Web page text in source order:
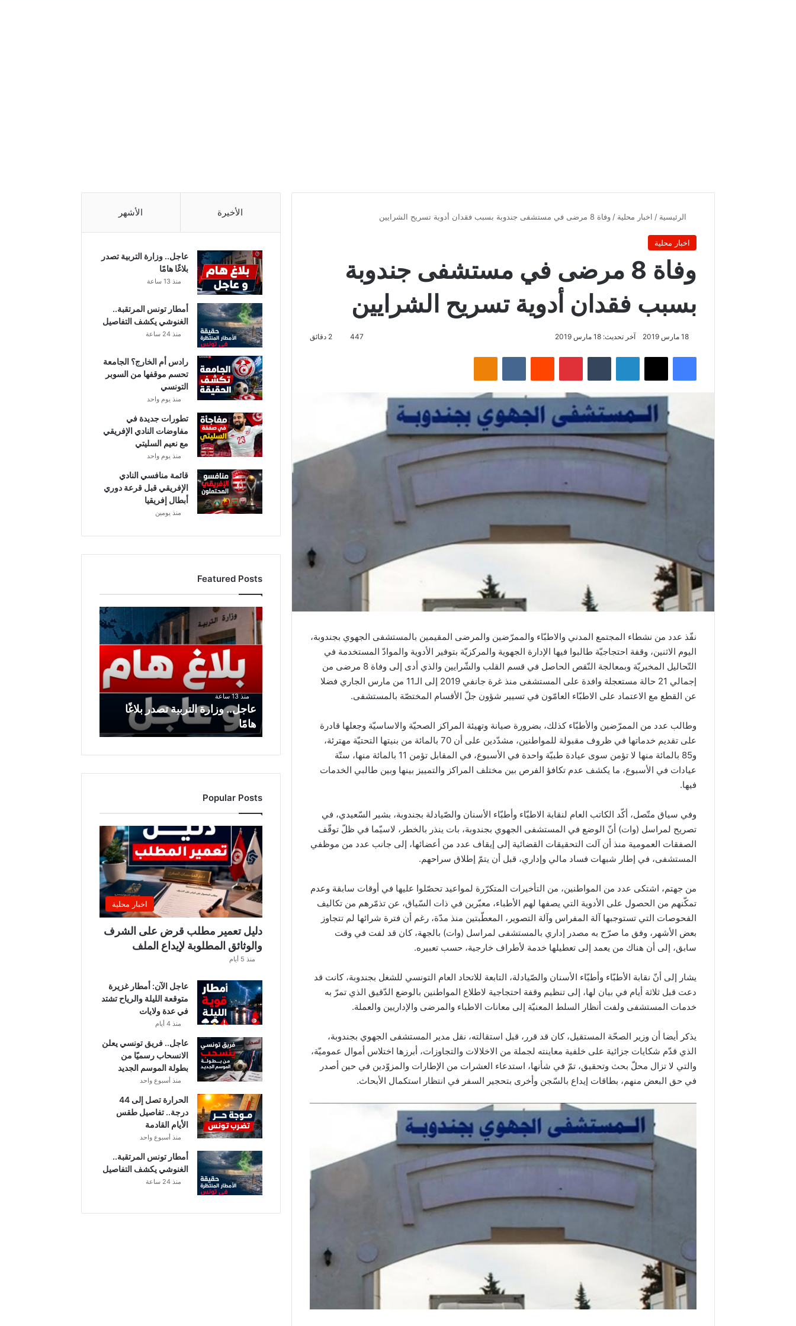
الرئيسية / اخبار محلية / وفاة 8 مرضى في مستشفى جندوبة بسبب فقدان أدوية تسريح الشرايين
اخبار محلية
وفاة 8 مرضى في مستشفى جندوبة
بسبب فقدان أدوية تسريح الشرايين
18 مارس 2019 آخر تحديث: 18 مارس 2019 447 2 دقائق
فيسبوك لينكدإن بينتيريست
نفّذ عدد من نشطاء المجتمع المدني والاطبّاء والممرّضين والمرضى المقيمين بالمستشفى الجهوي بجندوبة،
اليوم الاثنين، وقفة احتجاجيّة طالبوا فيها الإدارة الجهوية والمركزيّة بتوفير الأدوية والموادّ المستخدمة في
التّحاليل المخبريّة وبمعالجة النّقص الحاصل في قسم القلب والشّرايين والذي أدى إلى وفاة 8 مرضى من
إجمالي 21 حالة مستعجلة وافدة على المستشفى منذ غرة جانفي 2019 إلى الـ11 من مارس الجاري فضلا
عن القطع مع الاعتماد على الاطبّاء العامّون في تسيير شؤون جلّ الأقسام المختصّة بالمستشفى.
وطالب عدد من الممرّضين والأطبّاء كذلك، بضرورة صيانة وتهيئة المراكز الصحيّة والاساسيّة وجعلها قادرة
على تقديم خدماتها في ظروف مقبولة للمواطنين، مشدّدين على أن 70 بالمائة من بنيتها التحتيّة مهترئة،
و85 بالمائة منها لا تؤمن سوى عيادة طبيّة واحدة في الأسبوع، في المقابل تؤمن 11 بالمائة منها، ستّة
عيادات في الأسبوع، ما يكشف عدم تكافؤ الفرص بين مختلف المراكز والتمييز بينها وبين طالبي الخدمات
فيها.
وفي سياق متّصل، أكّد الكاتب العام لنقابة الاطبّاء وأطبّاء الأسنان والصّيادلة بجندوبة، بشير السّعيدي، في
تصريح لمراسل (وات) أنّ الوضع في المستشفى الجهوي بجندوبة، بات ينذر بالخطر، لاسيّما في ظلّ توقّف
الصفقات العمومية منذ أن آلت التحقيقات القضائية إلى إيقاف عدد من أعضائها، إلى جانب عدد من موظفي
المستشفى، في إطار شبهات فساد مالي وإداري، قبل أن يتمّ إطلاق سراحهم.
من جهتم، اشتكى عدد من المواطنين، من التأخيرات المتكرّرة لمواعيد تحصّلوا عليها في أوقات سابقة وعدم
تمكّنهم من الحصول على الأدوية التي يصفها لهم الأطباء، معبّرين في ذات السّياق، عن تذمّرهم من تكاليف
الفحوصات التي تستوجبها آلة المفراس وآلة التصوير، المعطّبتين منذ مدّة، رغم أن فترة شرائها لم تتجاوز
بعض الأشهر، وفق ما صرّح به مصدر إداري بالمستشفى لمراسل (وات) بالجهة، كان قد لفت في وقت
سابق، إلى أن هناك من يعمد إلى تعطيلها خدمة لأطراف خارجية، حسب تعبيره.
يشار إلى أنّ نقابة الأطبّاء وأطبّاء الأسنان والصّيادلة، التابعة للاتحاد العام التونسي للشغل بجندوبة، كانت قد
دعت قبل ثلاثة أيام في بيان لها، إلى تنظيم وقفة احتجاجية لاطلاع المواطنين بالوضع الدّقيق الذي تمرّ به
خدمات المستشفى ولفت أنظار السلط المعنيّة إلى معانات الاطباء والمرضى والإداريين والعملة.
يذكر أيضا أن وزير الصحّة المستقيل، كان قد قرر، قبل استقالته، نقل مدير المستشفى الجهوي بجندوبة،
الذي قدّم شكايات جزائية على خلفية معاينته لجملة من الاخلالات والتجاوزات، أبرزها اختلاس أموال عموميّة،
والتي لا تزال محلّ بحث وتحقيق، تمّ في شأنها، استدعاء العشرات من الإطارات والمزوّدين في حين أصدر
في حق البعض منهم، بطاقات إيداع بالسّجن وأخرى بتحجير السفر في انتظار استكمال الأبحاث.
الأخيرة الأشهر
عاجل.. وزارة التربية تصدر
بلاغًا هامًا
منذ 13 ساعة
أمطار تونس المرتقبة..
الغنوشي يكشف التفاصيل
منذ 24 ساعة
رادس أم الخارج؟ الجامعة
تحسم موقفها من السوبر
التونسي
منذ يوم واحد
تطورات جديدة في
مفاوضات النادي الإفريقي
مع نعيم السليتي
منذ يوم واحد
قائمة منافسي النادي
الإفريقي قبل قرعة دوري
أبطال إفريقيا
منذ يومين
Featured Posts
ع
ا
ج
ر
ة
ت
ب
ي
ة
ص
د
ر
ب
ل
ا
ا
ه
ا
منذ 13 ساعة
عاجل.. وزارة التربية تصدر بلاغًا
هامًا
Popular Posts
اخبار محلية
دليل تعمير مطلب قرض على الشرف
والوثائق المطلوبة لإيداع الملف
منذ 5 أيام
عاجل الآن: أمطار غزيرة
متوقعة الليلة والرياح تشتد
في عدة ولايات
منذ 4 أيام
عاجل.. فريق تونسي يعلن
الانسحاب رسميًا من
بطولة الموسم الجديد
منذ أسبوع واحد
الحرارة تصل إلى 44
درجة.. تفاصيل طقس
الأيام القادمة
منذ أسبوع واحد
أمطار تونس المرتقبة..
الغنوشي يكشف التفاصيل
منذ 24 ساعة